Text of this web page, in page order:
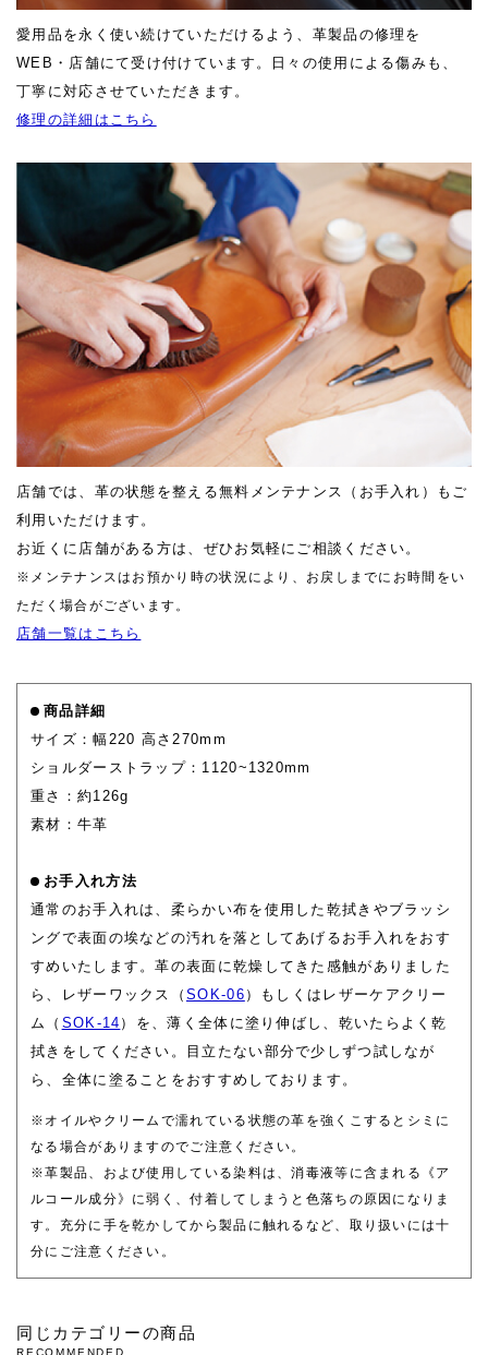
愛用品を永く使い続けていただけるよう、革製品の修理を
WEB・店舗にて受け付けています。日々の使用による傷みも、
丁寧に対応させていただきます。
修理の詳細はこちら
店舗では、革の状態を整える無料メンテナンス（お手入れ）もご
利用いただけます。
お近くに店舗がある方は、ぜひお気軽にご相談ください。
※メンテナンスはお預かり時の状況により、お戻しまでにお時間をい
ただく場合がございます。
店舗一覧はこちら
商品詳細
サイズ：幅220 高さ270mm
ショルダーストラップ：1120~1320mm
重さ：約126g
素材：牛革
お手入れ方法
通常のお手入れは、柔らかい布を使用した乾拭きやブラッシ
ングで表面の埃などの汚れを落としてあげるお手入れをおす
すめいたします。革の表面に乾燥してきた感触がありました
ら、レザーワックス（SOK-06 ）もしくはレザーケアクリー
ム（ SOK-14 ）を、薄く全体に塗り伸ばし、乾いたらよく乾
拭きをしてください。目立たない部分で少しずつ試しなが
ら、全体に塗ることをおすすめしております。
※オイルやクリームで濡れている状態の革を強くこするとシミに
なる場合がありますのでご注意ください。
※革製品、および使用している染料は、消毒液等に含まれる《ア
ルコール成分》に弱く、付着してしまうと色落ちの原因になりま
す。充分に手を乾かしてから製品に触れるなど、取り扱いには十
分にご注意ください。
同じカテゴリーの商品
RECOMMENDED